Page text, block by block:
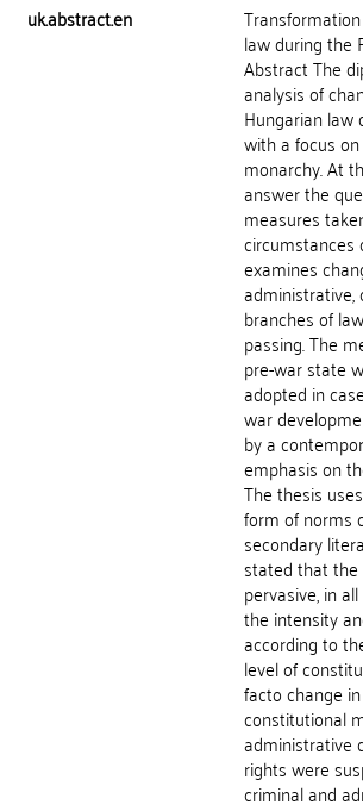
uk.abstract.en
law during the
Abstract The
analysis of
Hungarian law
with a focus
monarchy. At
answer the
measures
circumstances
examines
administrative,
branches of
passing. The
pre-war state
adopted in
war
by a
emphasis on
The thesis
form of norms
secondary
stated that
pervasive, in
the intensity
according to
level of
facto change
constitutional
administrative
rights were
criminal and